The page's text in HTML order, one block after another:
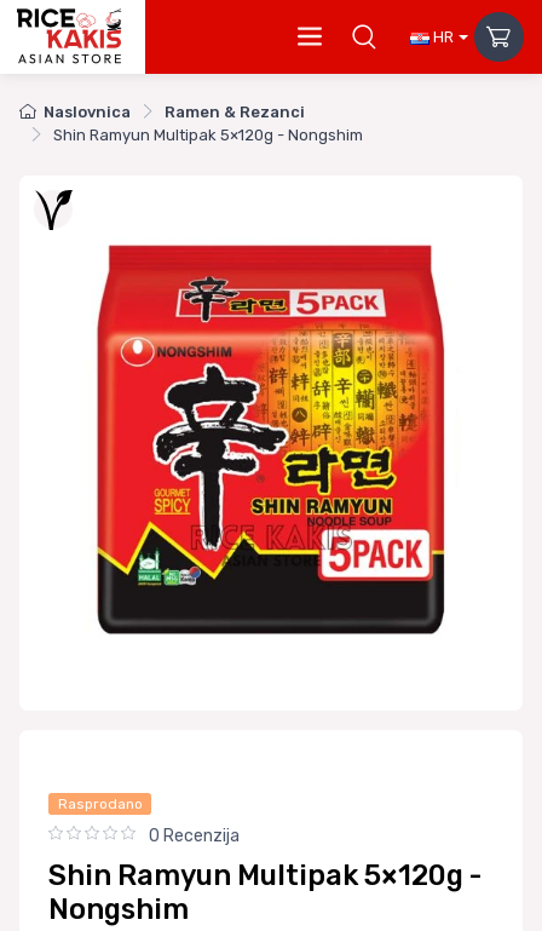
HR
Naslovnica
Ramen & Rezanci
Shin Ramyun Multipak 5×120g - Nongshim
Rasprodano
0 Recenzija
Shin Ramyun Multipak 5×120g -
Nongshim